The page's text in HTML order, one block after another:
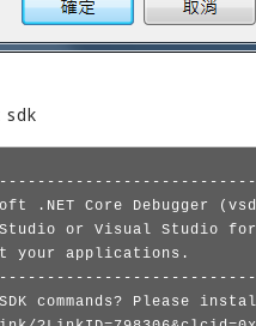
sdk
.NET Core Debugger
or Visual Studio for
your applications.
commands? Please